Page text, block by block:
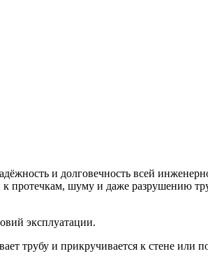
и долговечность всей
протечкам, шуму и даже разрушению
эксплуатации.
трубу и прикручивается к стене или